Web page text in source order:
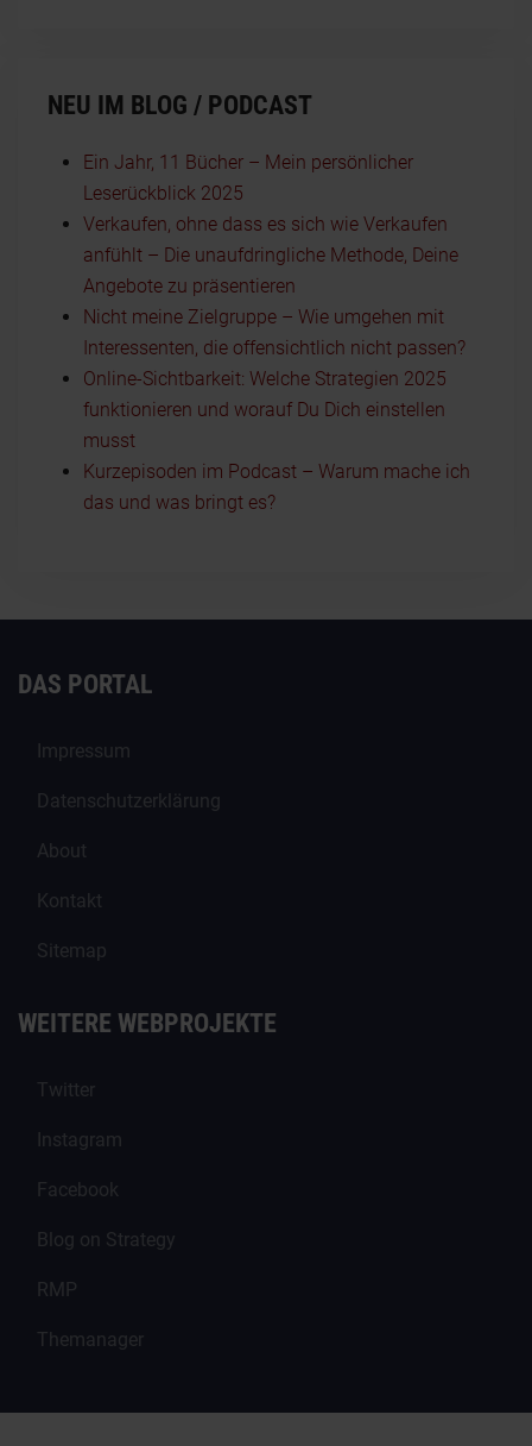
NEU IM BLOG / PODCAST
Ein Jahr, 11 Bücher – Mein persönlicher
Leserückblick 2025
Verkaufen, ohne dass es sich wie Verkaufen
anfühlt – Die unaufdringliche Methode, Deine
Angebote zu präsentieren
Nicht meine Zielgruppe – Wie umgehen mit
Interessenten, die offensichtlich nicht passen?
Online-Sichtbarkeit: Welche Strategien 2025
funktionieren und worauf Du Dich einstellen
musst
Kurzepisoden im Podcast – Warum mache ich
das und was bringt es?
DAS PORTAL
Impressum
Datenschutzerklärung
About
Kontakt
Sitemap
WEITERE WEBPROJEKTE
Twitter
Instagram
Facebook
Blog on Strategy
RMP
Themanager